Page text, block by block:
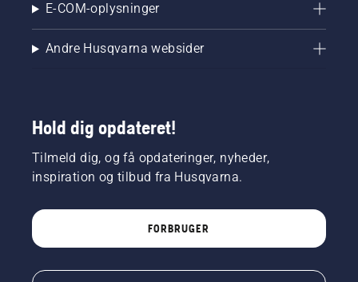
E-COM-oplysninger
Andre Husqvarna websider
Hold dig opdateret!
Tilmeld dig, og få opdateringer, nyheder,
inspiration og tilbud fra Husqvarna.
FORBRUGER